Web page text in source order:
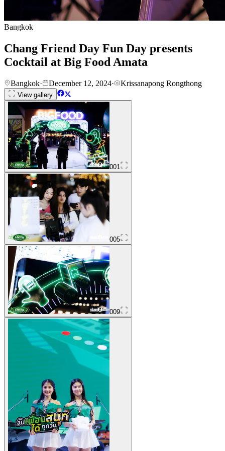
Bangkok
Chang Friend Day Fun Day presents
Cocktail at Big Food Amata
Bangkok· December 12, 2024· Krissanapong Rongthong
View gallery
001
005
009